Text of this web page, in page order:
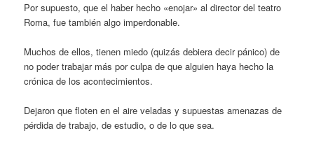
Por supuesto, que el haber hecho «enojar» al director del teatro
Roma, fue también algo imperdonable.
Muchos de ellos, tienen miedo (quizás debiera decir pánico) de
no poder trabajar más por culpa de que alguien haya hecho la
crónica de los acontecimientos.
Dejaron que floten en el aire veladas y supuestas amenazas de
pérdida de trabajo, de estudio, o de lo que sea.